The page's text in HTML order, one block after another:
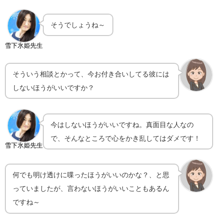
雪下氷姫先生
そうでしょうね～
そういう相談とかって、今お付き合いしてる彼には
しないほうがいいですか？
雪下氷姫先生
今はしないほうがいいですね。真面目な人なの
で、そんなところで心をかき乱してはダメです！
何でも明け透けに喋ったほうがいいのかな？、と思
っていましたが、言わないほうがいいこともあるん
ですね～